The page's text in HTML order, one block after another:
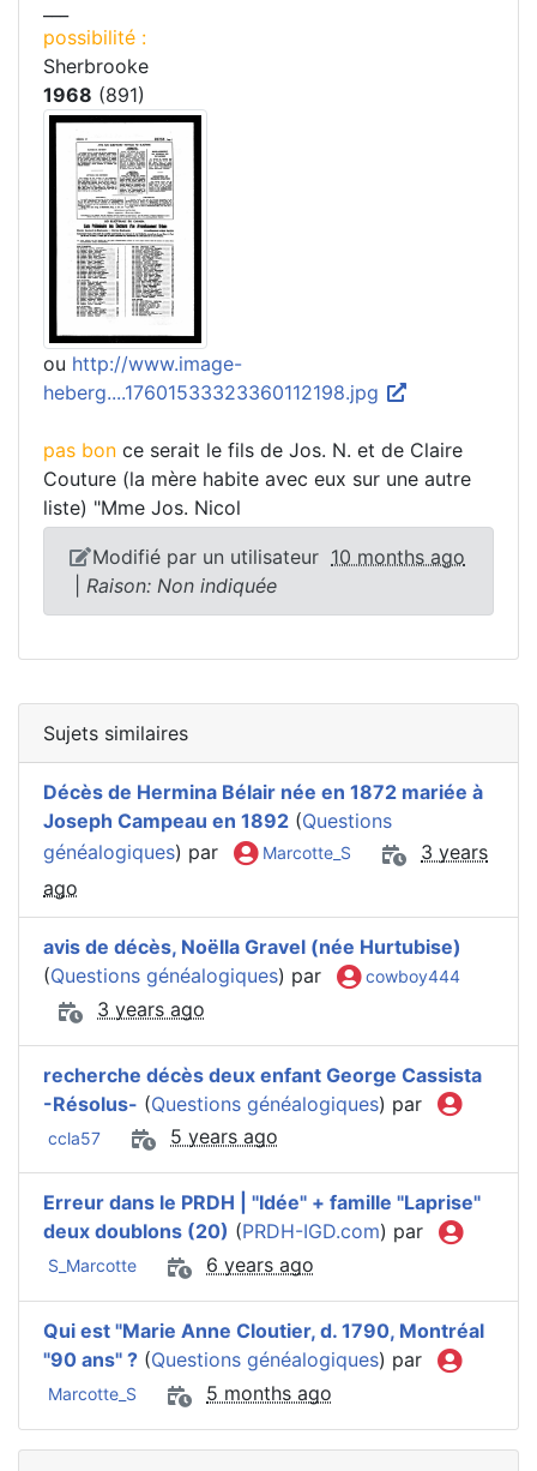
possibilité :
Sherbrooke
1968 (891)
ou http://www.image-
heberg....17601533323360112198.jpg
pas bon ce serait le fils de Jos. N. et de Claire
Couture (la mère habite avec eux sur une autre
liste) "Mme Jos. Nicol
Modifié par un utilisateur 10 months ago
Raison: Non indiquée
Sujets similaires
Décès de Hermina Bélair née en 1872 mariée à
Joseph Campeau en 1892 (Questions
généalogiques) par Marcotte_S
3 years
ago
avis de décès, Noëlla Gravel (née Hurtubise)
(Questions généalogiques) par cowboy444
3 years ago
recherche décès deux enfant George Cassista
-Résolus- (Questions généalogiques) par
ccla57 5 years ago
Erreur dans le PRDH | "Idée" + famille "Laprise"
deux doublons (20) (PRDH-IGD.com) par
S_Marcotte 6 years ago
Qui est "Marie Anne Cloutier, d. 1790, Montréal
"90 ans" ? (Questions généalogiques) par
Marcotte_S 5 months ago